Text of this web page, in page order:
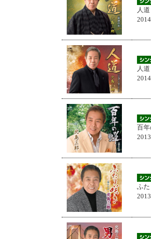
人
人
百
ふ